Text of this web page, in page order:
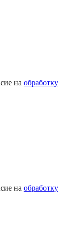
на обработку
на обработку